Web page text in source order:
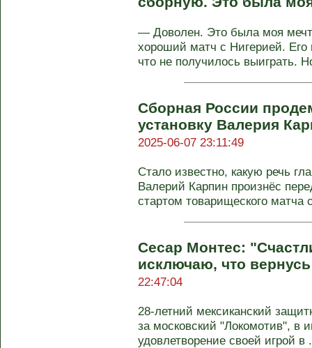
— Доволен. Это была моя
хороший матч с Нигерией.
что не получилось выиграть.
Сборная России
установку Валерия
2025-06-07 23:11:49
Стало известно, какую речь
Валерий Карпин произнёс
стартом товарищеского матча
Сесар Монтес:
исключаю, что
22:47:04
28-летний мексиканский
за московский "Локомотив", в
удовлетворение своей игрой в